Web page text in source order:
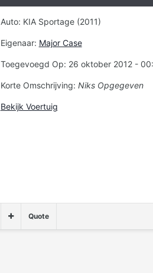
Auto: KIA Sportage (2011)
Eigenaar: Major Case
Toegevoegd Op: 26 oktober 2012 -
Korte Omschrijving: Niks Opgegeven
Bekijk Voertuig
Quote